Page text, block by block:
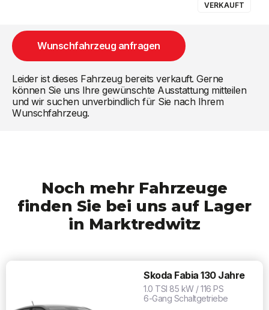
VERKAUFT
Wunschfahrzeug anfragen
Leider ist dieses Fahrzeug bereits verkauft. Gerne
können Sie uns Ihre gewünschte Ausstattung mitteilen
und wir suchen unverbindlich für Sie nach Ihrem
Wunschfahrzeug.
Noch mehr Fahrzeuge
finden Sie bei uns auf Lager
in Marktredwitz
Skoda Fabia 130 Jahre
1.0 TSI 85 kW / 116 PS
6-Gang Schaltgetriebe